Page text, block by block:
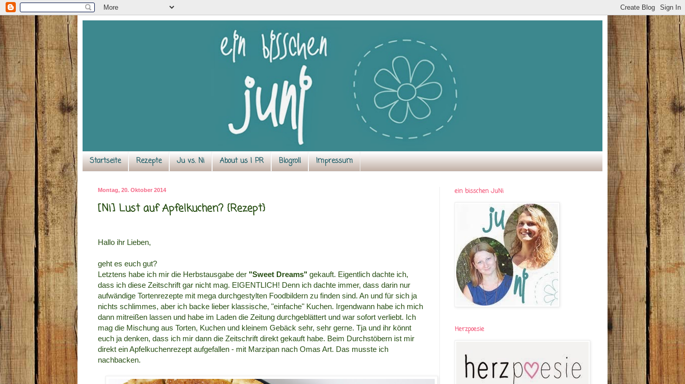
Startseite Rezepte Ju vs. Ni About us | PR Blogroll Impressum
Montag, 20. Oktober 2014
[Ni] Lust auf Apfelkuchen? {Rezept}
Hallo ihr Lieben,
geht es euch gut?
Letztens habe ich mir die Herbstausgabe der "Sweet Dreams" gekauft. Eigentlich dachte ich,
dass ich diese Zeitschrift gar nicht mag. EIGENTLICH! Denn ich dachte immer, dass darin nur
aufwändige Tortenrezepte mit mega durchgestylten Foodbildern zu finden sind. An und für sich ja
nichts schlimmes, aber ich backe lieber klassische, "einfache" Kuchen. Irgendwann habe ich mich
dann mitreißen lassen und habe im Laden die Zeitung durchgeblättert und war sofort verliebt. Ich
mag die Mischung aus Torten, Kuchen und kleinem Gebäck sehr, sehr gerne. Tja und ihr könnt
euch ja denken, dass ich mir dann die Zeitschrift direkt gekauft habe. Beim Durchstöbern ist mir
direkt ein Apfelkuchenrezept aufgefallen - mit Marzipan nach Omas Art. Das musste ich
nachbacken.
ein bisschen JuNi
Herzpoesie